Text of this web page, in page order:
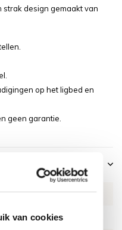
van cookies
design gemaakt van
op het ligbed en
geen garantie.